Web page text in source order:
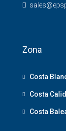
Zona
Costa
Costa
Costa